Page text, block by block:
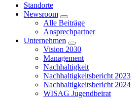
Standorte
Newsroom
Alle Beiträge
Ansprechpartner
Unternehmen
Vision 2030
Management
Nachhaltigkeit
Nachhaltigkeitsbericht 2023
Nachhaltigkeitsbericht 2024
WISAG Jugendbeirat